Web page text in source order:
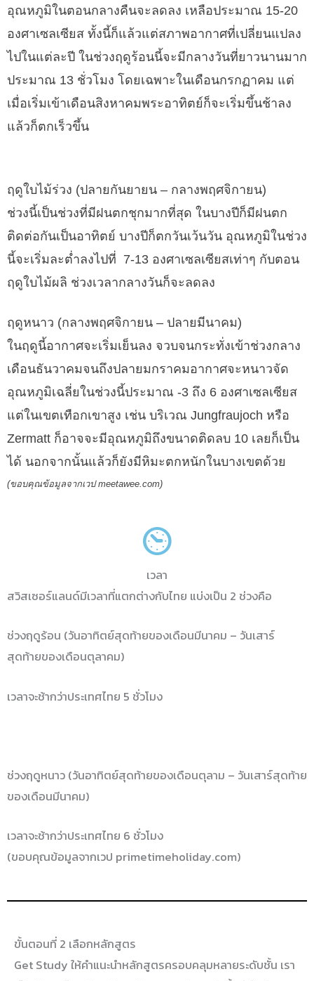
อุณหภูมิในตอนกลางคืนจะลดลง เหลือประมาณ 15-20
องศาเซลเซียส ทั้งนี้ก็แล้วแต่สภาพอากาศที่เปลี่ยนแปลง
ไปในแต่ละปี ในช่วงฤดูร้อนนี้จะมีกลางวันที่ยาวนานมาก
ประมาณ 13 ชั่วโมง โดยเฉพาะในเดือนกรกฏาคม แต่
เมื่อเริ่มเข้าเดือนสิงหาคมพระอาทิตย์ก็จะเริ่มขึ้นช้าลง
แล้วก็ตกเร็วขึ้น
ฤดูใบไม้ร่วง (ปลายกันยายน – กลางพฤศจิกายน)
ช่วงนี้เป็นช่วงที่มีฝนตกชุกมากที่สุด ในบางปีก็มีฝนตก
ติดต่อกันเป็นอาทิตย์ บางปีก็ตกวันเว้นวัน อุณหภูมิในช่วง
นี้จะเริ่มละต่ำลงไปที่ 7-13 องศาเซลเซียสเท่าๆ กับตอน
ฤดูใบไม้ผลิ ช่วงเวลากลางวันก็จะลดลง
ฤดูหนาว (กลางพฤศจิกายน – ปลายมีนาคม)
ในฤดูนี้อากาศจะเริ่มเย็นลง จวบจนกระทั่งเข้าช่วงกลาง
เดือนธันวาคมจนถึงปลายมกราคมอากาศจะหนาวจัด
อุณหภูมิเฉลี่ยในช่วงนี้ประมาณ -3 ถึง 6 องศาเซลเซียส
แต่ในเขตเทือกเขาสูง เช่น บริเวณ Jungfraujoch หรือ
Zermatt ก็อาจจะมีอุณหภูมิถึงขนาดติดลบ 10 เลยก็เป็น
ได้ นอกจากนั้นแล้วก็ยังมีหิมะตกหนักในบางเขตด้วย
(ขอบคุณข้อมูลจากเวป meetawee.com)
เวลา
สวิสเซอร์แลนด์มีเวลาที่แตกต่างกับไทย แบ่งเป็น 2 ช่วงคือ
ช่วงฤดูร้อน (วันอาทิตย์สุดท้ายของเดือนมีนาคม – วันเสาร์
สุดท้ายของเดือนตุลาคม)
เวลาจะช้ากว่าประเทศไทย 5 ชั่วโมง
ช่วงฤดูหนาว (วันอาทิตย์สุดท้ายของเดือนตุลาม – วันเสาร์สุดท้าย
ของเดือนมีนาคม)
เวลาจะช้ากว่าประเทศไทย 6 ชั่วโมง
(ขอบคุณข้อมูลจากเวป primetimeholiday.com)
ขั้นตอนที่ 2 เลือกหลักสูตร
Get Study ให้คำแนะนำหลักสูตรครอบคลุมหลายระดับชั้น เรา